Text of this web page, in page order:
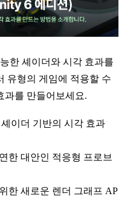
한 셰이더와 시각 효과를
유형의 게임에 적용할 수
과를 만들어보세요.
이더 기반의 시각 효과
한 대안인 적응형 프로브
한 새로운 렌더 그래프 AP